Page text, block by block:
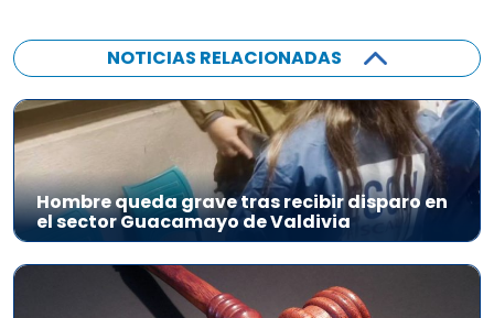
NOTICIAS RELACIONADAS
Hombre queda grave tras recibir disparo en
el sector Guacamayo de Valdivia